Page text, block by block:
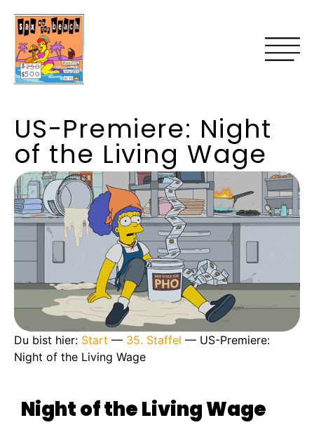
US-Premiere: Night
of the Living Wage
Du bist hier: Start — 35. Staffel — US-Premiere:
Night of the Living Wage
Night of the Living Wage